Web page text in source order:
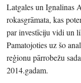
Latgales un Ignalinas
rokasgrāmata, kas
par investīciju vidi un
Pamatojoties uz šo
reģionu pārrobežu
2014.gadam.